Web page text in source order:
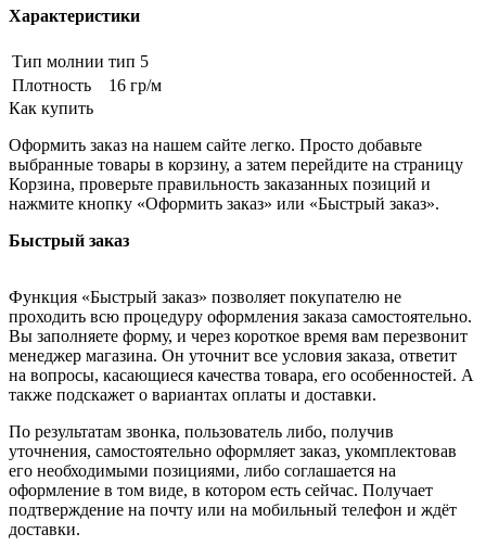
Характеристики
Тип молнии тип 5
Плотность
16 гр/м
Как купить
Оформить заказ на нашем сайте легко. Просто добавьте
выбранные товары в корзину, а затем перейдите на страницу
Корзина, проверьте правильность заказанных позиций и
нажмите кнопку «Оформить заказ» или «Быстрый заказ».
Быстрый заказ
Функция «Быстрый заказ» позволяет покупателю не
проходить всю процедуру оформления заказа самостоятельно.
Вы заполняете форму, и через короткое время вам перезвонит
менеджер магазина. Он уточнит все условия заказа, ответит
на вопросы, касающиеся качества товара, его особенностей. А
также подскажет о вариантах оплаты и доставки.
По результатам звонка, пользователь либо, получив
уточнения, самостоятельно оформляет заказ, укомплектовав
его необходимыми позициями, либо соглашается на
оформление в том виде, в котором есть сейчас. Получает
подтверждение на почту или на мобильный телефон и ждёт
доставки.